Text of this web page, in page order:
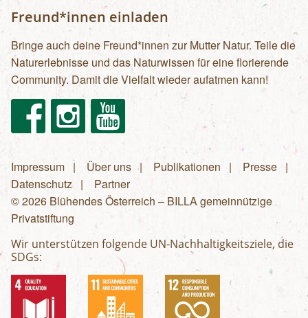
Freund*innen einladen
Bringe auch deine Freund*innen zur Mutter Natur. Teile die
Naturerlebnisse und das Naturwissen für eine florierende
Community. Damit die Vielfalt wieder aufatmen kann!
FacebookInstagram Youtube
Fußzeilenmenü
Impressum Über uns Publikationen
Presse
Datenschutz
Partner
© 2026 Blühendes Österreich – BILLA gemeinnützige
Privatstiftung
Wir unterstützen folgende UN-Nachhaltigkeitsziele, die
SDGs: